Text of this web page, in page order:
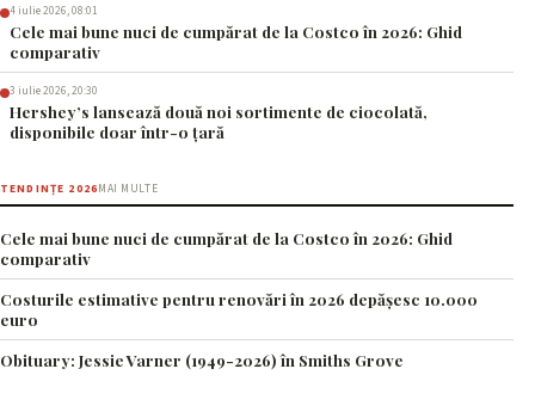
4 iulie 2026, 08:01
Cele mai bune nuci de cumpărat de la Costco în 2026: Ghid
comparativ
3 iulie 2026, 20:30
Hershey’s lansează două noi sortimente de ciocolată,
disponibile doar într-o țară
TENDINȚE 2026MAI MULTE
Cele mai bune nuci de cumpărat de la Costco în 2026: Ghid
comparativ
Costurile estimative pentru renovări în 2026 depășesc 10.000
euro
Obituary: Jessie Varner (1949-2026) în Smiths Grove